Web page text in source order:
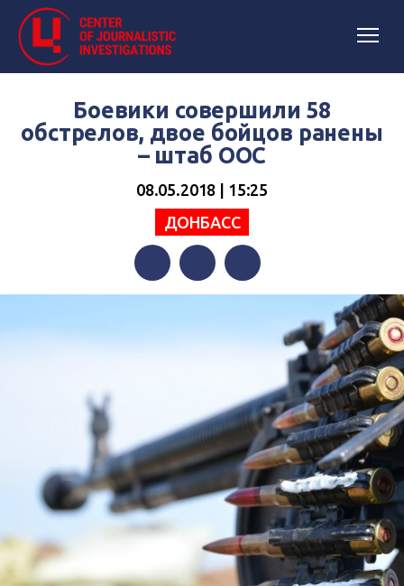
Боевики совершили 58
обстрелов, двое бойцов ранены
– штаб ООС
08.05.2018 | 15:25
ДОНБАСС
FacebookTwitterTelegram